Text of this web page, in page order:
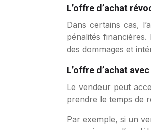
L’offre d’achat
Dans certains cas,
pénalités
des dommages et
L’offre d’achat
Le vendeur peut
prendre le temps de
Par exemple, si un